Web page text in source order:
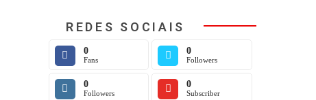
REDES SOCIAIS
0
Fans
0
Followers
0
Followers
0
Subscriber